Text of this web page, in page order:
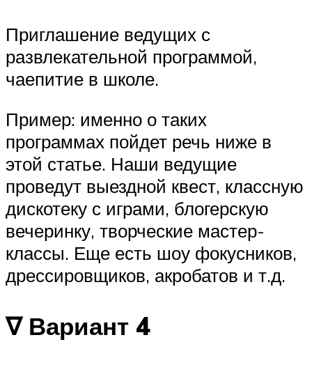
Приглашение ведущих с
развлекательной программой,
чаепитие в школе.
Пример: именно о таких
программах пойдет речь ниже в
этой статье. Наши ведущие
проведут выездной квест, классную
дискотеку с играми, блогерскую
вечеринку, творческие мастер-
классы. Еще есть шоу фокусников,
дрессировщиков, акробатов и т.д.
∇ Вариант 4